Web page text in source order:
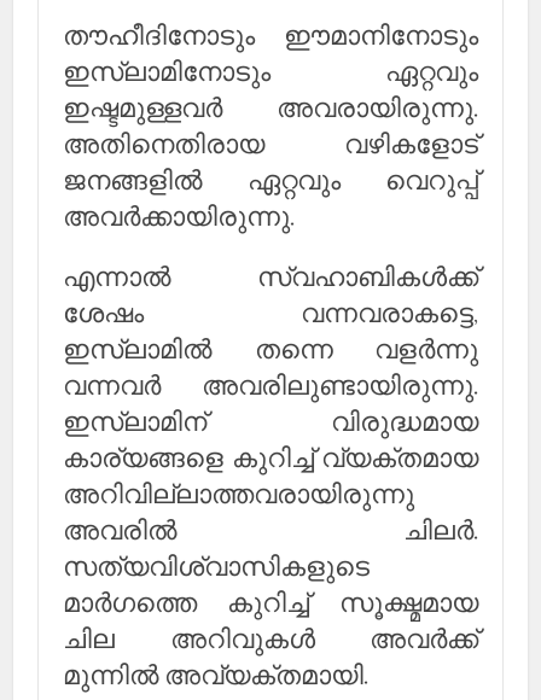
തൗഹീദിനോടും ഈമാനിനോടും
ഇസ്‌ലാമിനോടും ഏറ്റവും
ഇഷ്ടമുള്ളവര്‍ അവരായിരുന്നു.
അതിനെതിരായ വഴികളോട്
ജനങ്ങളില്‍ ഏറ്റവും വെറുപ്പ്
അവര്‍ക്കായിരുന്നു.
എന്നാല്‍ സ്വഹാബികള്‍ക്ക്
ശേഷം വന്നവരാകട്ടെ,
ഇസ്‌ലാമില്‍ തന്നെ വളര്‍ന്നു
വന്നവര്‍ അവരിലുണ്ടായിരുന്നു.
ഇസ്‌ലാമിന് വിരുദ്ധമായ
കാര്യങ്ങളെ കുറിച്ച് വ്യക്തമായ
അറിവില്ലാത്തവരായിരുന്നു
അവരില്‍ ചിലര്‍.
സത്യവിശ്വാസികളുടെ
മാര്‍ഗത്തെ കുറിച്ച് സൂക്ഷ്മമായ
ചില അറിവുകള്‍ അവര്‍ക്ക്
മുന്നില്‍ അവ്യക്തമായി.